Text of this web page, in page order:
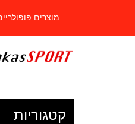
מוצרים
קטגוריות